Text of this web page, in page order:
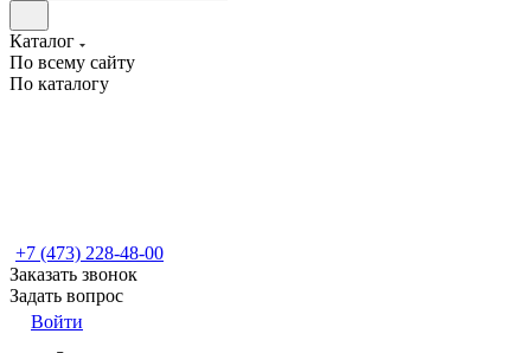
Каталог
По всему сайту
По каталогу
+7 (473) 228-48-00
Заказать звонок
Задать вопрос
Войти